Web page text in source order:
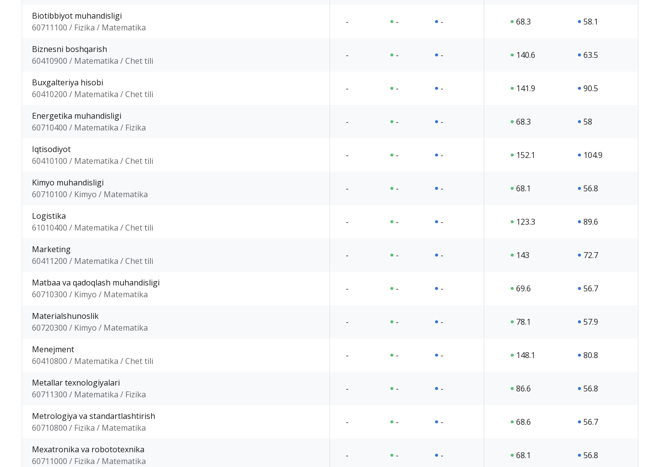
Biotibbiyot muhandisligi
60711100 / Fizika / Matematika
- - - 68.3 58.1
Biznesni boshqarish
60410900 / Matematika / Chet tili
- - - 140.6 63.5
Buxgalteriya hisobi
60410200 / Matematika / Chet tili
- - - 141.9 90.5
Energetika muhandisligi
60710400 / Matematika / Fizika
- - - 68.3 58
Iqtisodiyot
60410100 / Matematika / Chet tili
- - - 152.1 104.9
Kimyo muhandisligi
60710100 / Kimyo / Matematika
- - - 68.1 56.8
Logistika
61010400 / Matematika / Chet tili
- - - 123.3 89.6
Marketing
60411200 / Matematika / Chet tili
- - - 143 72.7
Matbaa va qadoqlash muhandisligi
60710300 / Kimyo / Matematika
- - - 69.6 56.7
Materialshunoslik
60720300 / Kimyo / Matematika
- - - 78.1 57.9
Menejment
60410800 / Matematika / Chet tili
- - - 148.1 80.8
Metallar texnologiyalari
60711300 / Matematika / Fizika
- - - 86.6 56.8
Metrologiya va standartlashtirish
60710800 / Fizika / Matematika
- - - 68.6 56.7
Mexatronika va robototexnika
60711000 / Fizika / Matematika
- - - 68.1 56.8